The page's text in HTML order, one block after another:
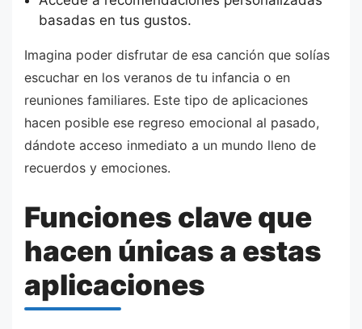
basadas en tus gustos.
Imagina poder disfrutar de esa canción que solías
escuchar en los veranos de tu infancia o en
reuniones familiares. Este tipo de aplicaciones
hacen posible ese regreso emocional al pasado,
dándote acceso inmediato a un mundo lleno de
recuerdos y emociones.
Funciones clave que
hacen únicas a estas
aplicaciones